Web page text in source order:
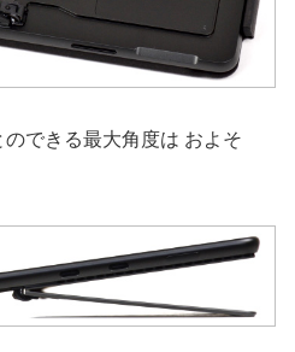
できる最大角度は およそ